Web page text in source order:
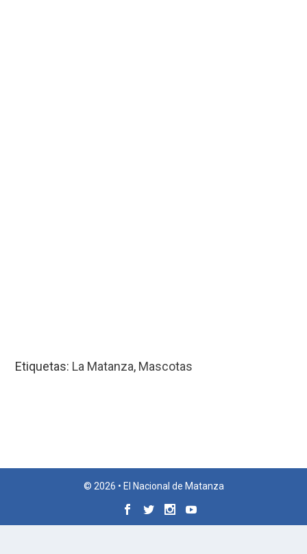
Etiquetas: La Matanza, Mascotas
© 2026 • El Nacional de Matanza